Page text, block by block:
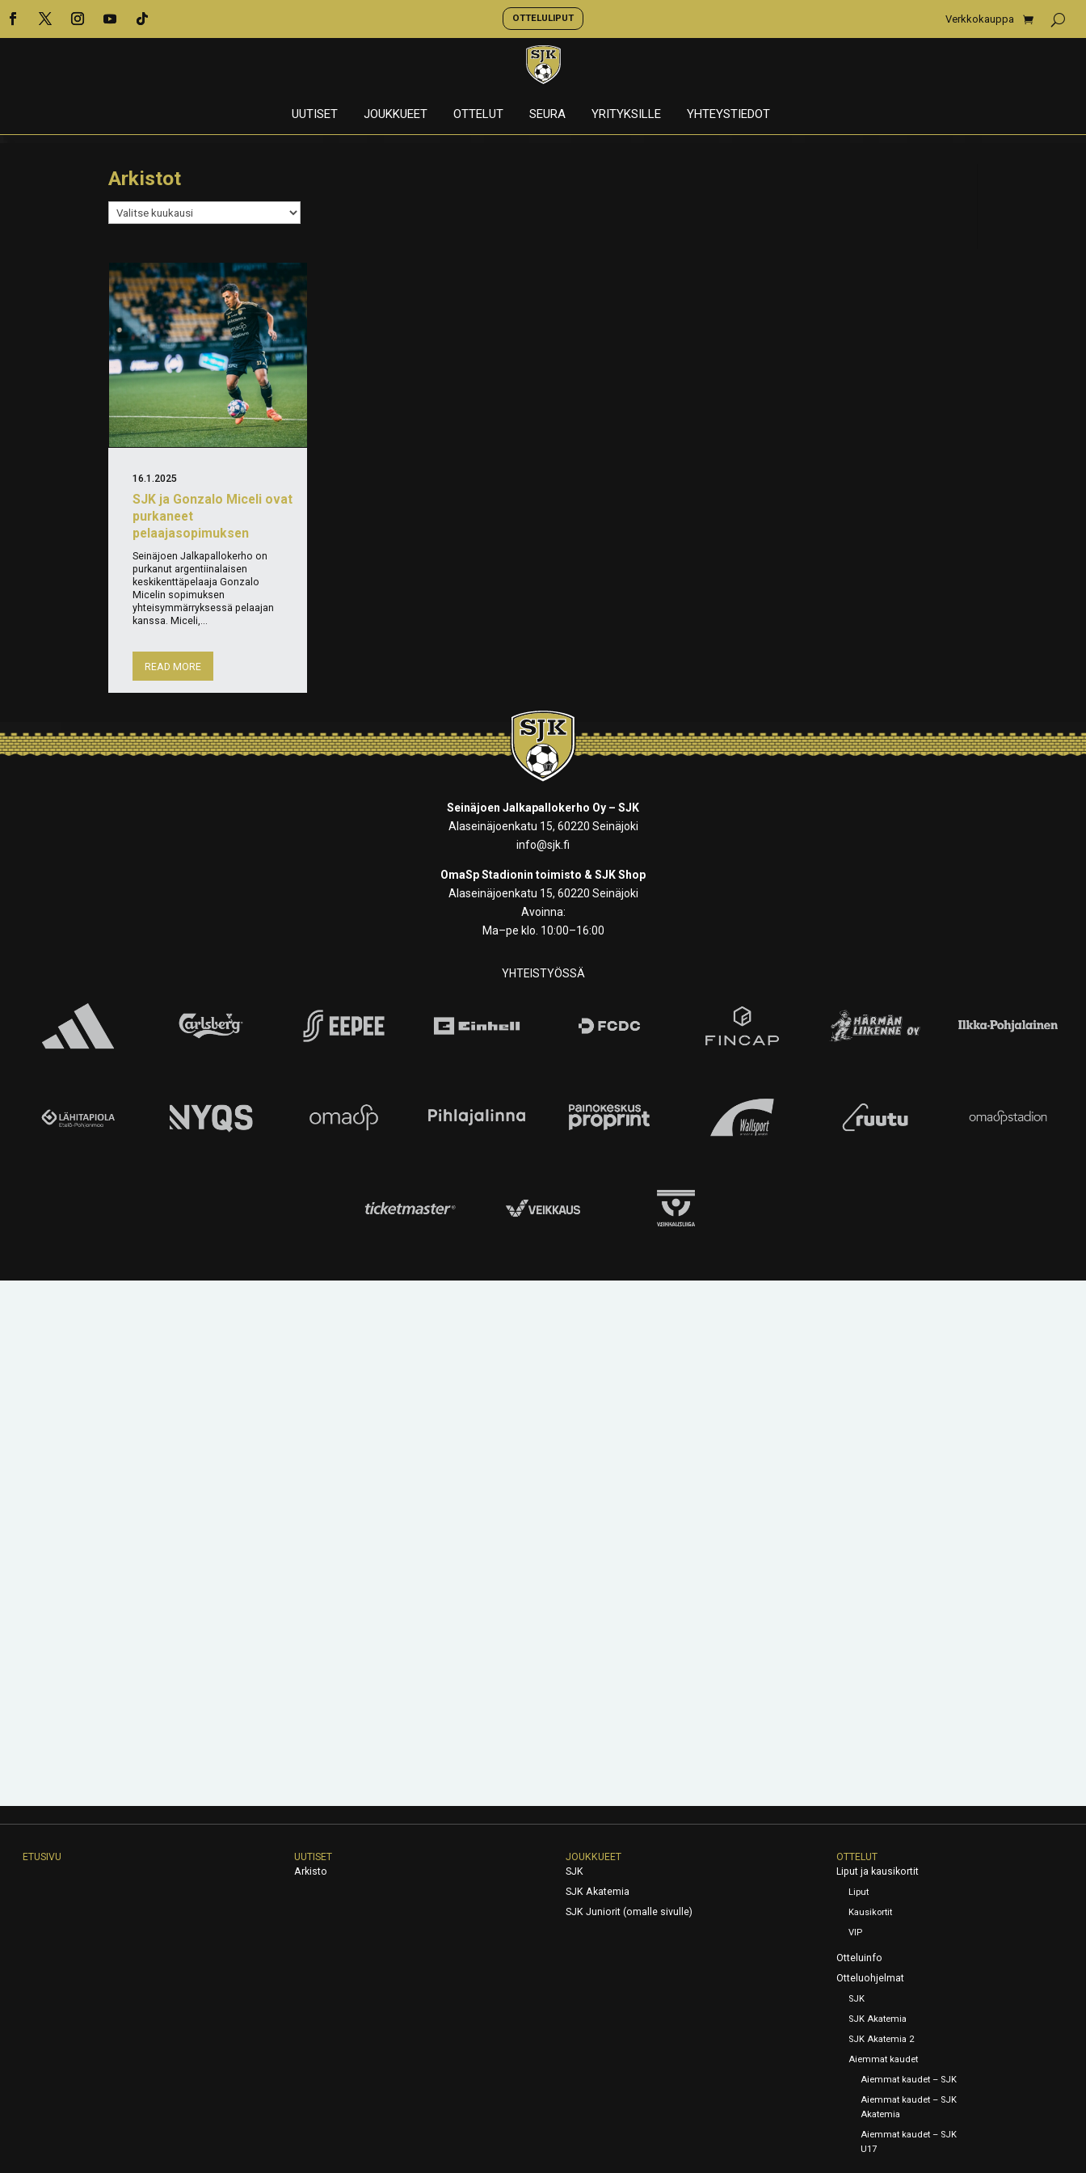
OTTELULIPUT Verkkokauppa
UUTISET JOUKKUEET OTTELUT SEURA YRITYKSILLE YHTEYSTIEDOT
Arkistot
Arkistot
SJK ja Gonzalo Miceli ovat
purkaneet
pelaajasopimuksen
16.1.2025
Seinäjoen Jalkapallokerho on
purkanut argentiinalaisen
keskikenttäpelaaja Gonzalo
Micelin sopimuksen
yhteisymmärryksessä pelaajan
kanssa. Miceli,...
READ MORE
Seinäjoen Jalkapallokerho Oy – SJK
Alaseinäjoenkatu 15, 60220 Seinäjoki
info@sjk.fi
OmaSp Stadionin toimisto & SJK Shop
Alaseinäjoenkatu 15, 60220 Seinäjoki
Avoinna:
Ma–pe klo. 10:00–16:00
YHTEISTYÖSSÄ
ETUSIVU
UUTISET
Arkisto
JOUKKUEET
SJK
SJK Akatemia
SJK Juniorit (omalle sivulle)
OTTELUT
Liput ja kausikortit
Liput
Kausikortit
VIP
Otteluinfo
Otteluohjelmat
SJK
SJK Akatemia
SJK Akatemia 2
Aiemmat kaudet
Aiemmat kaudet – SJK
Aiemmat kaudet – SJK
Akatemia
Aiemmat kaudet – SJK
U17